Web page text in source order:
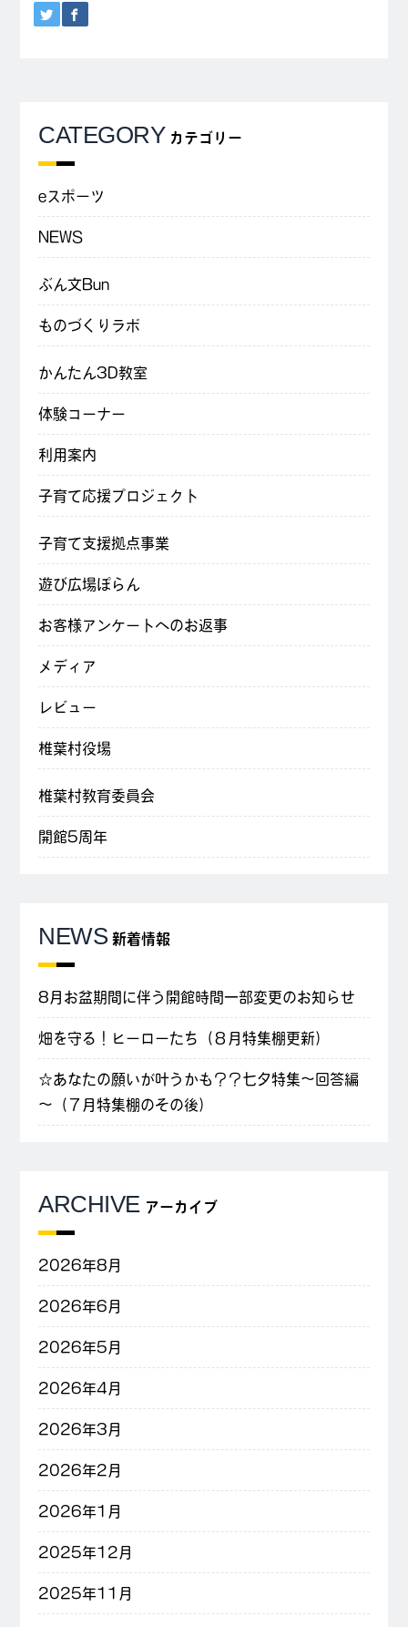
CATEGORY カテゴリー
eスポーツ
NEWS
ぶん文Bun
ものづくりラボ
かんたん3D教室
体験コーナー
利用案内
子育て応援プロジェクト
子育て支援拠点事業
遊び広場ぽらん
お客様アンケートへのお返事
メディア
レビュー
椎葉村役場
椎葉村教育委員会
開館5周年
NEWS 新着情報
8月お盆期間に伴う開館時間一部変更のお知らせ
畑を守る！ヒーローたち（８月特集棚更新）
☆あなたの願いが叶うかも？？七夕特集～回答編
～（７月特集棚のその後）
ARCHIVE アーカイブ
2026年8月
2026年6月
2026年5月
2026年4月
2026年3月
2026年2月
2026年1月
2025年12月
2025年11月